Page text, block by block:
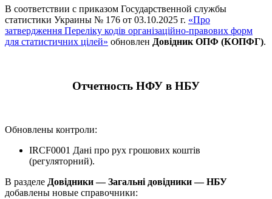
В соответствии с приказом Государственной службы
статистики Украины № 176 от 03.10.2025 г. «Про
затвердження Переліку кодів організаційно-правових форм
для статистичних цілей» обновлен Довідник ОПФ (КОПФГ).
Отчетность НФУ в НБУ
Обновлены контроли:
IRCF0001 Дані про рух грошових коштів
(регуляторний).
В разделе Довідники — Загальні довідники — НБУ
добавлены новые справочники: